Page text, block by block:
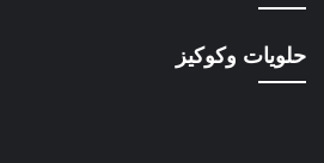
حلويات وكوكيز